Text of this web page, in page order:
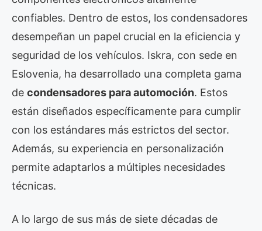
confiables. Dentro de estos, los condensadores
desempeñan un papel crucial en la eficiencia y
seguridad de los vehículos. Iskra, con sede en
Eslovenia, ha desarrollado una completa gama
de condensadores para automoción. Estos
están diseñados específicamente para cumplir
con los estándares más estrictos del sector.
Además, su experiencia en personalización
permite adaptarlos a múltiples necesidades
técnicas.
A lo largo de sus más de siete décadas de